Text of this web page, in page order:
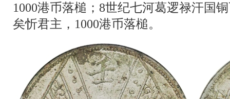
1000港币落槌；8世纪七河葛逻禄汗国
矣忻君主，1000港币落槌。